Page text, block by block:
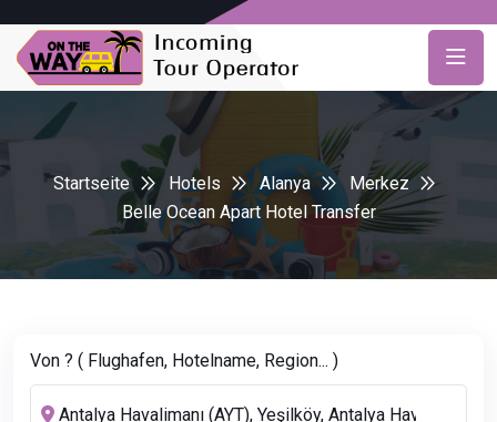
Startseite Hotels Alanya
Merkez
Belle Ocean Apart Hotel Transfer
Von ? ( Flughafen, Hotelname, Region... )